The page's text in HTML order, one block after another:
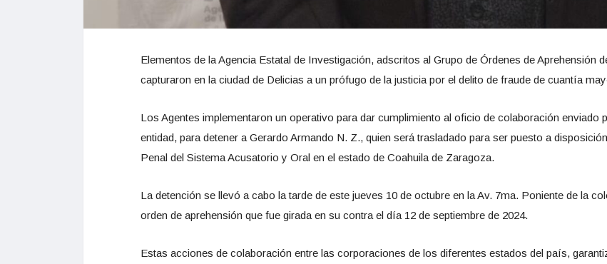
Elementos de la Agencia Estatal de Investigación, adscritos al Grupo de Órdenes de Aprehensión
capturaron en la ciudad de Delicias a un prófugo de la justicia por el delito de fraude de cuantía
Los Agentes implementaron un operativo para dar cumplimiento al oficio de colaboración enviado
entidad, para detener a Gerardo Armando N. Z., quien será trasladado para ser puesto a
Penal del Sistema Acusatorio y Oral en el estado de Coahuila de Zaragoza.
La detención se llevó a cabo la tarde de este jueves 10 de octubre en la Av. 7ma. Poniente de la
orden de aprehensión que fue girada en su contra el día 12 de septiembre de 2024.
Estas acciones de colaboración entre las corporaciones de los diferentes estados del país,